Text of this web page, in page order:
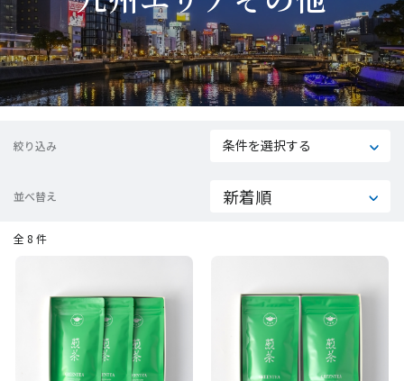
絞り込み 条件を選択する
並べ替え
全 8 件